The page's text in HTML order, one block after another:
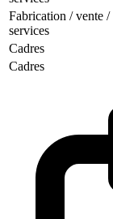
Fabrication / vente /
services
Cadres
Cadres